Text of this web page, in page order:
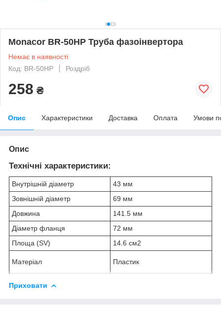
Monacor BR-50HP Труба фазоінвертора
Немає в наявності
Код: BR-50HP
Роздріб
258 ₴
Опис Характеристики Доставка Оплата Умови
Опис
Технічні характеристики:
Внутрішній діаметр
43 мм
Зовнішній діаметр
69 мм
Довжина
141.5 мм
Діаметр фланця
72 мм
Площа (SV)
14.6 см2
Матеріал Пластик
Приховати